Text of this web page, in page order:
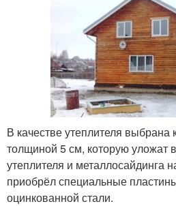
В качестве утеплителя выбрана
толщиной 5 см, которую уложат
утеплителя и металлосайдинга
приобрёл специальные
оцинкованной стали.